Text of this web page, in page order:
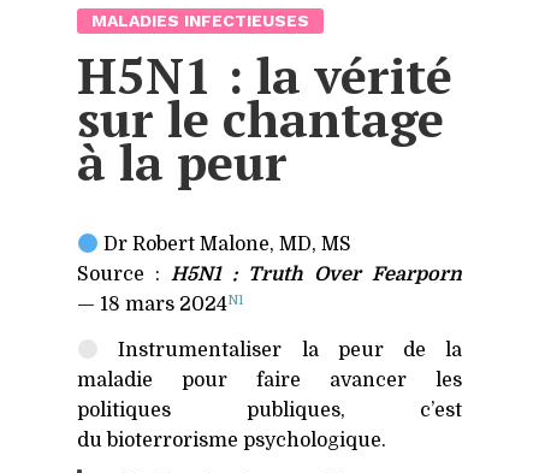
MALADIES INFECTIEUSES
H5N1 : la vérité
sur le chantage
à la peur
Dr Robert Malone,MD,MS
Source : H5N1: Truth Over Fearporn
— 18 mars 2024N1
Instrumentaliser la peur de la
maladie pour faire avancer les
politiques publiques, c’est
du bioterrorisme psychologique.